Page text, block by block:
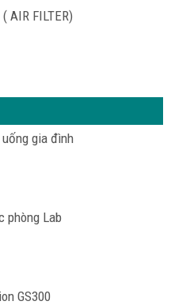
AIR FILTER)
gia đình
phòng Lab
GS300